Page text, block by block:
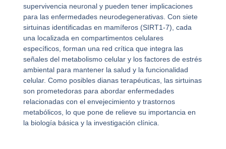
supervivencia neuronal y pueden tener implicaciones
para las enfermedades neurodegenerativas. Con siete
sirtuinas identificadas en mamíferos (SIRT1-7), cada
una localizada en compartimentos celulares
específicos, forman una red crítica que integra las
señales del metabolismo celular y los factores de estrés
ambiental para mantener la salud y la funcionalidad
celular. Como posibles dianas terapéuticas, las sirtuinas
son prometedoras para abordar enfermedades
relacionadas con el envejecimiento y trastornos
metabólicos, lo que pone de relieve su importancia en
la biología básica y la investigación clínica.